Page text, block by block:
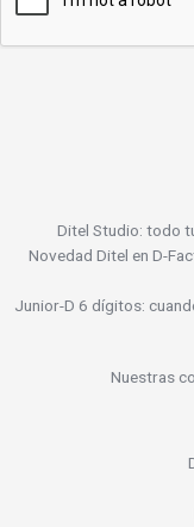
Ditel Studio: todo
Novedad Ditel en D-
Junior-D 6 dígitos:
Nuestras